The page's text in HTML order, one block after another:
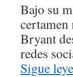
Bajo su
Bryant
redes
Sigue